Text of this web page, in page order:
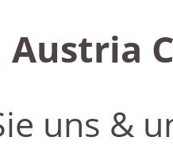
Austria
uns &